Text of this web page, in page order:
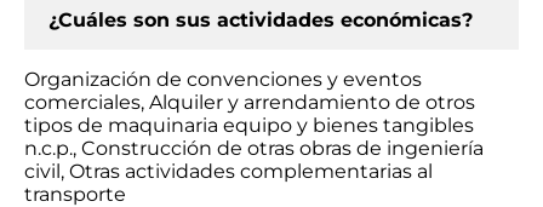
¿Cuáles son sus actividades económicas?
Organización de convenciones y eventos
comerciales, Alquiler y arrendamiento de otros
tipos de maquinaria equipo y bienes tangibles
n.c.p., Construcción de otras obras de ingeniería
civil, Otras actividades complementarias al
transporte